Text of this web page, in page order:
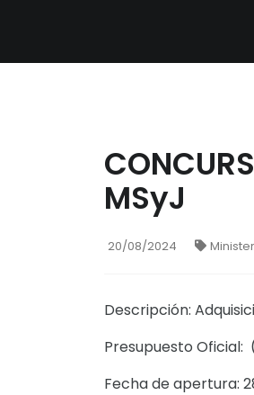
MSyJ
20/08/2024
Descripción:
Presupuesto Oficial:
Fecha de apertura: